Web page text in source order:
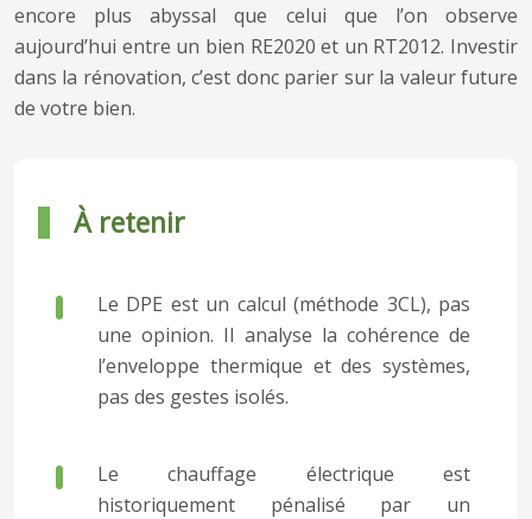
encore plus abyssal que celui que l’on observe
aujourd’hui entre un bien RE2020 et un RT2012. Investir
dans la rénovation, c’est donc parier sur la valeur future
de votre bien.
À retenir
Le DPE est un calcul (méthode 3CL), pas
une opinion. Il analyse la cohérence de
l’enveloppe thermique et des systèmes,
pas des gestes isolés.
Le chauffage électrique est
historiquement pénalisé par un